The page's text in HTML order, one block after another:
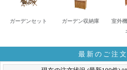
ガーデンセット ガーデン収納庫
室外
最新のご注